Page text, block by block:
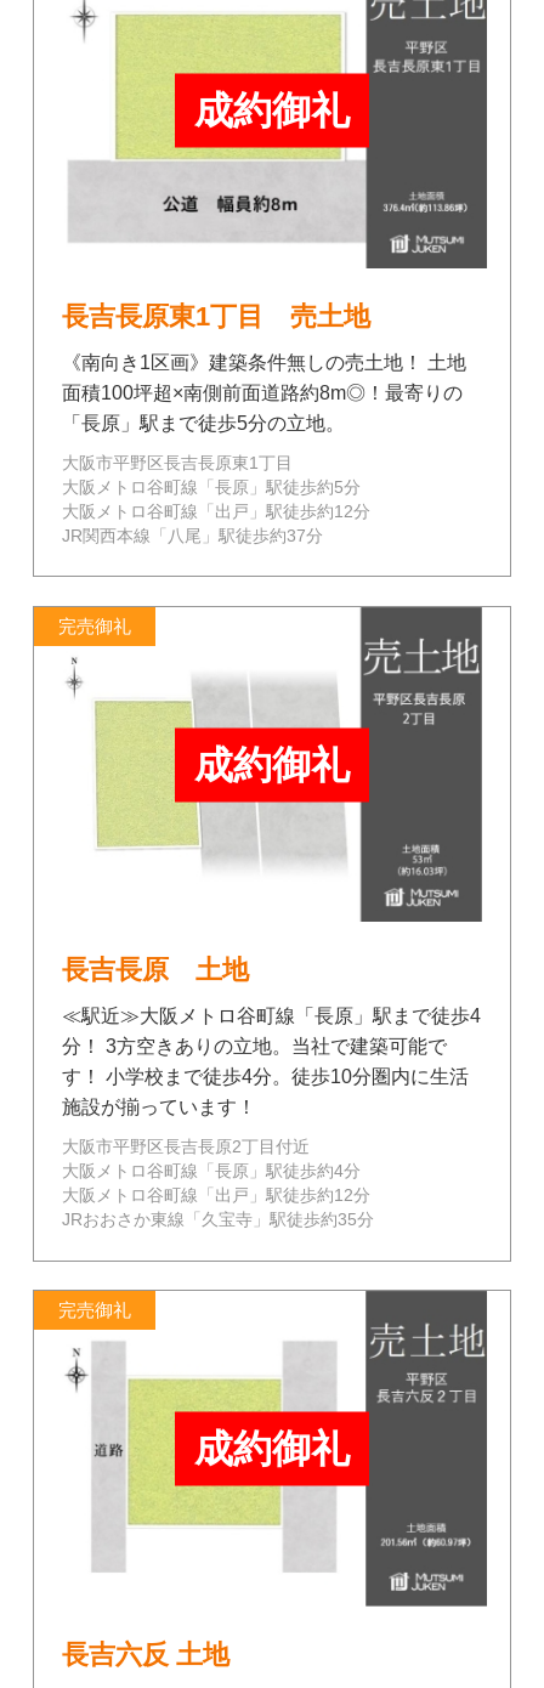
成約御礼
長吉長原東1丁目 売土地
《南向き1区画》建築条件無しの売土地！ 土地
面積100坪超×南側前面道路約8m◎！最寄りの
「長原」駅まで徒歩5分の立地。
大阪市平野区長吉長原東1丁目
大阪メトロ谷町線「長原」駅徒歩約5分
大阪メトロ谷町線「出戸」駅徒歩約12分
JR関西本線「八尾」駅徒歩約37分
成約御礼
完売御礼
長吉長原 土地
≪駅近≫大阪メトロ谷町線「長原」駅まで徒歩4
分！ 3方空きありの立地。当社で建築可能で
す！ 小学校まで徒歩4分。徒歩10分圏内に生活
施設が揃っています！
大阪市平野区長吉長原2丁目付近
大阪メトロ谷町線「長原」駅徒歩約4分
大阪メトロ谷町線「出戸」駅徒歩約12分
JRおおさか東線「久宝寺」駅徒歩約35分
成約御礼
完売御礼
長吉六反 土地